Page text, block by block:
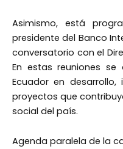
Asimismo, está
presidente del Banco
conversatorio con el
En estas reuniones
Ecuador en
proyectos que
social del país.
Agenda paralela de la